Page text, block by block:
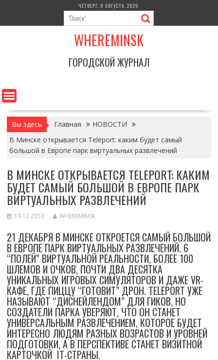
содержимому
ЧЕТВЕРГ, 6 АВГУСТА, 2026
WHEREMINSK
ГОРОДСКОЙ ЖУРНАЛ
Вы здесь Главная
НОВОСТИ
В Минске открывается Teleport: каким будет самый
большой в Европе парк виртуальных развлечений
В МИНСКЕ ОТКРЫВАЕТСЯ TELEPORT: КАКИМ
БУДЕТ САМЫЙ БОЛЬШОЙ В ЕВРОПЕ ПАРК
ВИРТУАЛЬНЫХ РАЗВЛЕЧЕНИЙ
19.12.2018 WHEREMINSK
21 ДЕКАБРЯ В МИНСКЕ ОТКРОЕТСЯ САМЫЙ БОЛЬШОЙ
В ЕВРОПЕ ПАРК ВИРТУАЛЬНЫХ РАЗВЛЕЧЕНИЙ. 6
“ПОЛЕЙ” ВИРТУАЛЬНОЙ РЕАЛЬНОСТИ, БОЛЕЕ 100
ШЛЕМОВ И ОЧКОВ, ПОЧТИ ДВА ДЕСЯТКА
УНИКАЛЬНЫХ ИГРОВЫХ СИМУЛЯТОРОВ И ДАЖЕ VR-
КАФЕ, ГДЕ ПИЦЦУ “ГОТОВИТ” ДРОН. TELEPORT УЖЕ
НАЗЫВАЮТ “ДИСНЕЙЛЕНДОМ” ДЛЯ ГИКОВ, НО
СОЗДАТЕЛИ ПАРКА УВЕРЯЮТ, ЧТО ОН СТАНЕТ
УНИВЕРСАЛЬНЫМ РАЗВЛЕЧЕНИЕМ, КОТОРОЕ БУДЕТ
ИНТЕРЕСНО ЛЮДЯМ РАЗНЫХ ВОЗРАСТОВ И УРОВНЕЙ
ПОДГОТОВКИ, А В ПЕРСПЕКТИВЕ СТАНЕТ ВИЗИТНОЙ
КАРТОЧКОЙ IT-СТРАНЫ.